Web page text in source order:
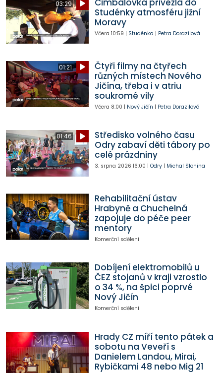
03:29
Cimbálovka přivezla do
Studénky atmosféru jižní
Moravy
Včera 10:59 | Studénka | Petra Dorazilová
01:21
Čtyři filmy na čtyřech
různých místech Nového
Jičína, třeba i v atriu
soukromé vily
Včera 8:00 | Nový Jičín | Petra Dorazilová
01:46
Středisko volného času
Odry zabaví děti tábory po
celé prázdniny
3. srpna 2026 16:00 | Odry| Michal Slonina
Rehabilitační ústav
Hrabyně a Chuchelná
zapojuje do péče peer
mentory
Komerční sdělení
Dobíjení elektromobilů u
ČEZ stojanů v kraji vzrostlo
o 34 %, na špici poprvé
Nový Jičín
Komerční sdělení
Hrady CZ míří tento pátek a
sobotu na Veveří s
Danielem Landou, Mirai,
Rybičkami 48 nebo Mig 21